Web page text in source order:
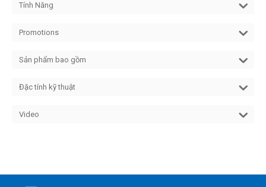
Tính Năng
Promotions
Sản phẩm bao gồm
Đặc tính kỹ thuật
Video